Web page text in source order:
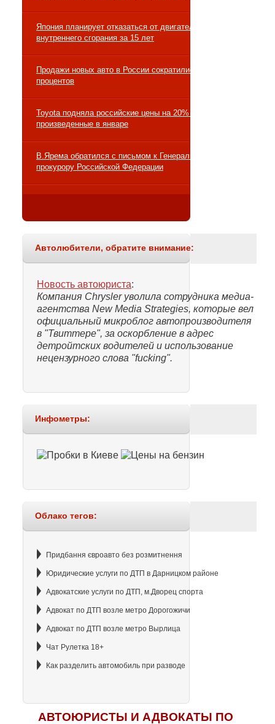
Япония планирует отказаться от двигателей
внутреннего сгорания за 15 лет
Продажи новых авто в России сократились на 10
процентов
Toyota подняла российские цены на 20% на авто,
произведенные в январе
В.Ярема обратился с письмом к Генеральному
прокурору Российской Федерации
Автолюбители, обратите внимание:
Новость автоюриста:
Компания Chrysler уволила сотрудника медиа-
агентства New Media Strategies, которые вел
официальный микроблог автопроизводителя
в "Твиттере", за оскорбление в адрес
детройтских водителей и использование
нецензурного слова "fucking".
Инфометры:
Облако тегов:
Придбання євроавто без розмитнення
Юридические услуги по ДТП в Дарницком районе
Адвокатские услуги по ДТП, м.Дворец спорта
Адвокат по ДТП возле метро Дорогожичи
Адвокат по ДТП возле метро Вырлица
Чат Рулетка 18+
Как разделить автомобиль при разводе
АВТОЮРИСТЫ И АДВОКАТЫ ПО